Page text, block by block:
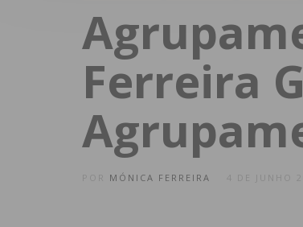
Ferreira
MÓNICA FERREIRA 4 DE JUNHO